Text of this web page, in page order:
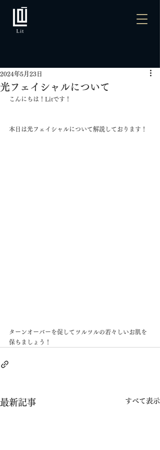
光フェイシャルについて
2024年5月23日
こんにちは！Litです！
本日は光フェイシャルについて解説しております！
ターンオーバーを促してツルツルの若々しいお肌を
保ちましょう！
最新記事 すべて表示